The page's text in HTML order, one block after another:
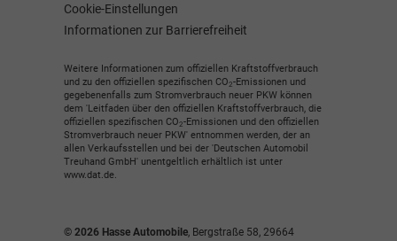
Cookie-Einstellungen
Informationen zur Barrierefreiheit
Weitere Informationen zum offiziellen Kraftstoffverbrauch
und zu den offiziellen spezifischen CO2-Emissionen und
gegebenenfalls zum Stromverbrauch neuer PKW können
dem 'Leitfaden über den offiziellen Kraftstoffverbrauch, die
offiziellen spezifischen CO2-Emissionen und den offiziellen
Stromverbrauch neuer PKW' entnommen werden, der an
allen Verkaufsstellen und bei der 'Deutschen Automobil
Treuhand GmbH' unentgeltlich erhältlich ist unter
www.dat.de.
© 2026 Hasse Automobile Bergstraße 58 29664